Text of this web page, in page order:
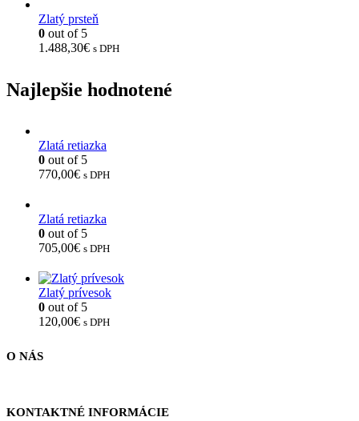
Zlatý prsteň
0 out of 5
1.488,30€ s DPH
Najlepšie hodnotené
Zlatá retiazka
0 out of 5
770,00€ s DPH
Zlatá retiazka
0 out of 5
705,00€ s DPH
Zlatý prívesok
0 out of 5
120,00€ s DPH
O NÁS
KONTAKTNÉ INFORMÁCIE